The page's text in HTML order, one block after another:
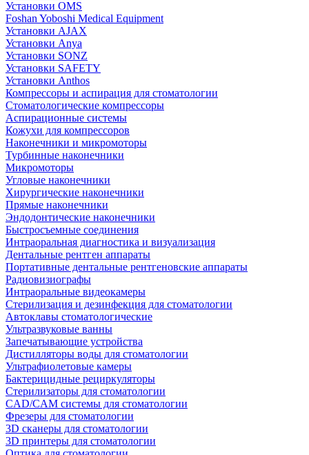
Установки OMS
Foshan Yoboshi Medical Equipment
Установки AJAX
Установки Anya
Установки SONZ
Установки SAFETY
Установки Anthos
Компрессоры и аспирация для стоматологии
Стоматологические компрессоры
Аспирационные системы
Кожухи для компрессоров
Наконечники и микромоторы
Турбинные наконечники
Микромоторы
Угловые наконечники
Хирургические наконечники
Прямые наконечники
Эндодонтические наконечники
Быстросъемные соединения
Интраоральная диагностика и визуализация
Дентальные рентген аппараты
Портативные дентальные рентгеновские аппараты
Радиовизиографы
Интраоральные видеокамеры
Стерилизация и дезинфекция для стоматологии
Автоклавы стоматологические
Ультразвуковые ванны
Запечатывающие устройства
Дистилляторы воды для стоматологии
Ультрафиолетовые камеры
Бактерицидные рециркуляторы
Стерилизаторы для стоматологии
CAD/CAM системы для стоматологии
Фрезеры для стоматологии
3D cканеры для стоматологии
3D принтеры для стоматологии